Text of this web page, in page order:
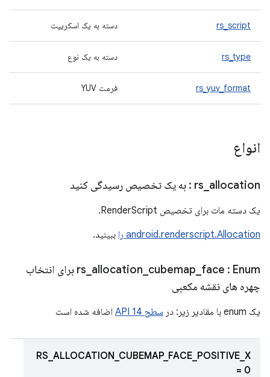
rs_script دسته به یک اسکریپت
rs_type دسته به یک نوع
rs_yuv_format فرمت YUV
انواع
rs allocation : به یک تخصیص رسیدگی کنید
یک دسته مات برای تخصیص RenderScript.
android.renderscript.Allocation را
ببینید.
rs allocation cubemap face
: Enum برای انتخاب
چهره های نقشه مکعبی
یک enum با مقادیر زیر: در سطح API 14 اضافه شده است
RS_ALLOCATION_CUBEMAP_FACE_POSITIVE_X
= 0